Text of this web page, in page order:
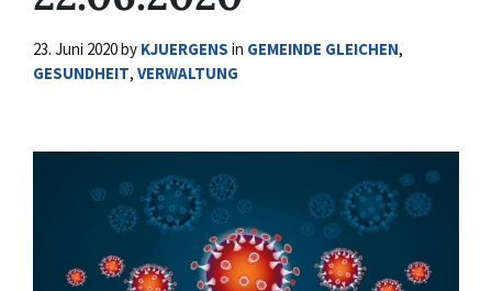
23. Juni 2020by KJUERGENS in GEMEINDE GLEICHEN,
GESUNDHEIT, VERWALTUNG